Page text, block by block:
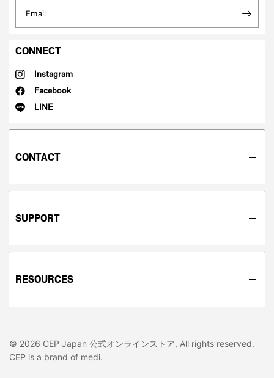
Email
CONNECT
Instagram
Facebook
LINE
CONTACT
SUPPORT
RESOURCES
© 2026 CEP Japan 公式オンラインストア, All rights reserved.
CEP is a brand of medi.